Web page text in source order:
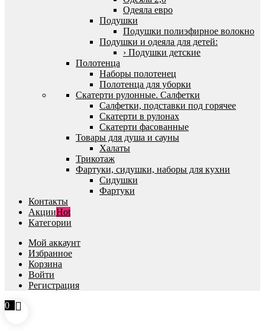
Одеяла евро
Подушки
Подушки полиэфирное волокно
Подушки и одеяла для детей:
› Подушки детские
Полотенца
Наборы полотенец
Полотенца для уборки
Скатерти рулонные. Салфетки
Салфетки, подставки под горячее
Скатерти в рулонах
Скатерти фасованные
Товары для душа и сауны
Халаты
Трикотаж
Фартуки, сидушки, наборы для кухни
Сидушки
Фартуки
Контакты
АкцииHot
Категории
Мой аккаунт
Избранное
Корзина
Войти
Регистрация
0